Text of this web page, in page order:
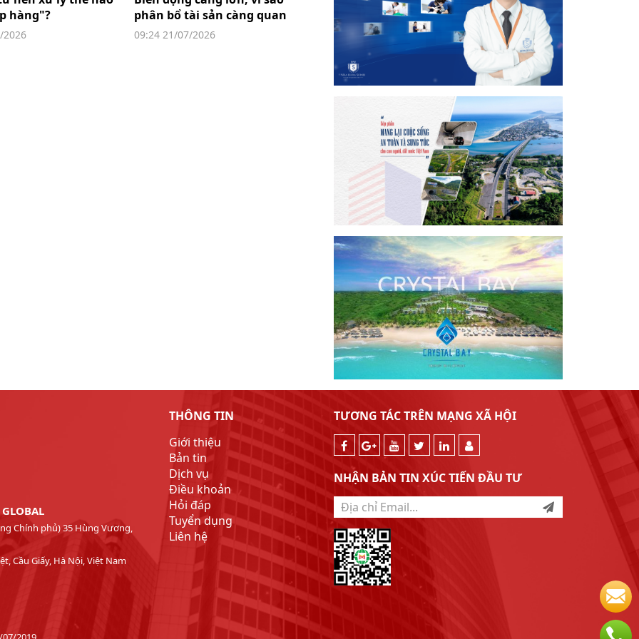
hàng"?
2026
phân bổ tài sản càng quan
trọng?
09:24 21/07/2026
Chính phủ) 35 Hùng Vương,
Cầu Giấy, Hà Nội, Việt Nam
THÔNG TIN
Giới thiệu
Bản tin
Dịch vụ
Điều khoản
Hỏi đáp
Tuyển dụng
Liên hệ
TƯƠNG TÁC TRÊN MẠNG XÃ HỘI
NHẬN BẢN TIN XÚC TIẾN ĐẦU TƯ